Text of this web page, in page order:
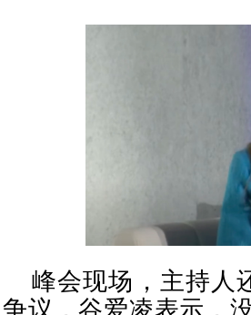
峰会现场，主持人